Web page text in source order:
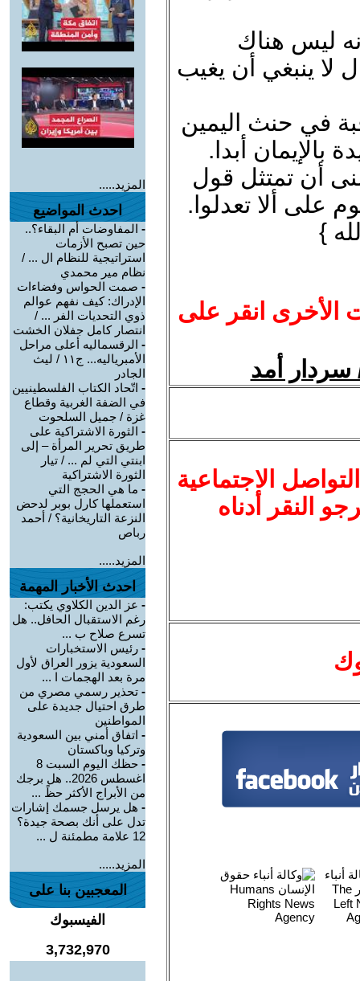
ليس هناك
لا ينبغي أن يغيب
في حنث اليمين
بالإيمان أبدا.
أن تمتثل قول
على ألا تعدلوا.
}
الأخرى انقر على
الاجتماعية
النقر أدناه
المزيد.....
احدث المواضيع
- المفاوضات أم البقاء؟..
حين تصبح الأزمات
استراتيجية للنظام ال ... /
نظام مير محمدي
- صمت الحواس وفضاءات
الإدراك: كيف نفهم عوالم
ذوي التحديات الفر ... /
انتصار كامل جفلان الخشت
- الرقسماليه أعلى مراحل
الأمبرياليه... ج١١ / ليث
الجادر
- اتّحاد الكتاب الفلسطينيين
في الضفة الغربية وقطاع
غزة / جميل السلحوت
- الثورة الاشتراكية على
طريق تحرير المرأة – إلى
ابنتي التي لم ... / تيار
الثورة الاشتراكية
- ما هي الحجج التي
استعملها كارل بوبر لدحض
النزعة التاريخانية؟ / أحمد
رباص
المزيد.....
احدث الأخبار المهمة
- عز الدين الكلاوي يكتب:
رغم الاستقبال الحافل.. هل
تسرع صلاح ب ...
- رئيس الاستخبارات
السعودية يزور العراق لأول
مرة بعد الهجمات ا ...
- تحذير رسمي مصري من
طرق احتيال جديدة على
المواطنين
- اتفاق أمني بين السعودية
وتركيا وباكستان
-
حظك اليوم السبت 8
اغسطس 2026.. هل برجك
من الأبراج الأكثر حظً ...
- هل يرسل جسمك إشارات
تدل على أنك بصحة جيدة؟
12 علامة مطمئنة ل ...
المزيد.....
المعجبين بنا على
الفيسبوك
3,732,970